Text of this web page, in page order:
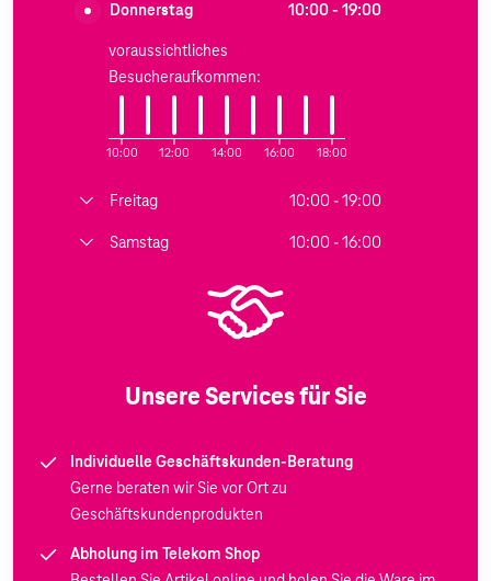
Donnerstag 10:00 - 19:00
voraussichtliches
Besucheraufkommen:
10:00 12:00 14:00 16:00 18:00
Freitag 10:00 - 19:00
Samstag 10:00 - 16:00
Unsere Services für Sie
Individuelle Geschäftskunden-Beratung
Gerne beraten wir Sie vor Ort zu
Geschäftskundenprodukten
Abholung im Telekom Shop